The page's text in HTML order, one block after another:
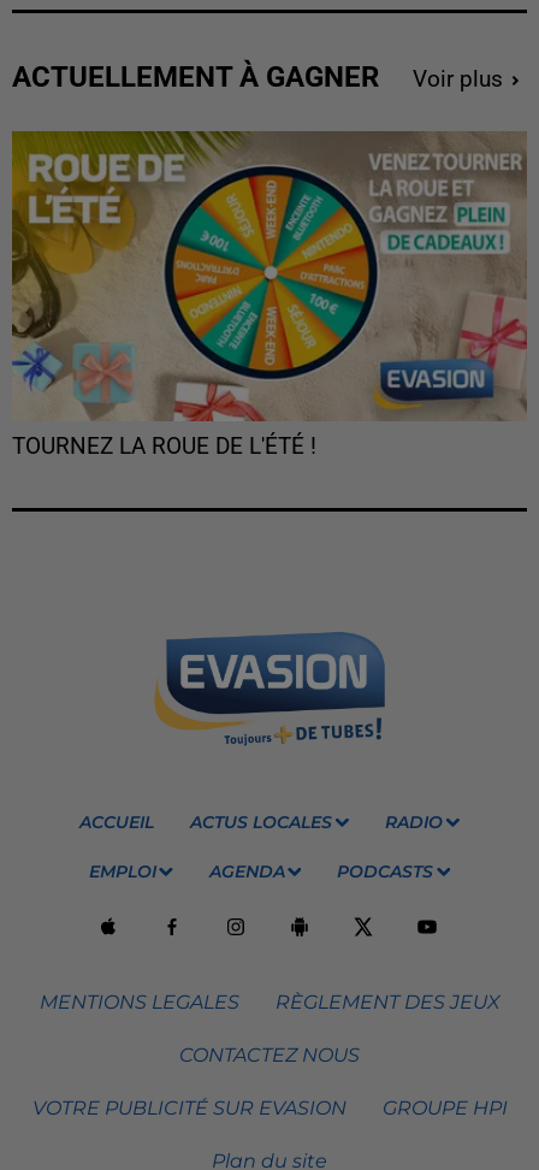
ACTUELLEMENT À GAGNER Voir plus
TOURNEZ LA ROUE DE L'ÉTÉ !
ACCUEIL ACTUS LOCALES RADIO
EMPLOI AGENDA PODCASTS
MENTIONS LEGALES RÈGLEMENT DES JEUX
CONTACTEZ NOUS
VOTRE PUBLICITÉ SUR EVASION GROUPE HPI
Plan du site